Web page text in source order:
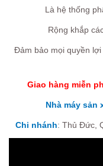
Là hệ thống
Rộng khắp
Đảm bảo mọi quyền
Giao hàng miễn
Nhà máy sản
Chi nhánh: Thủ Đức,